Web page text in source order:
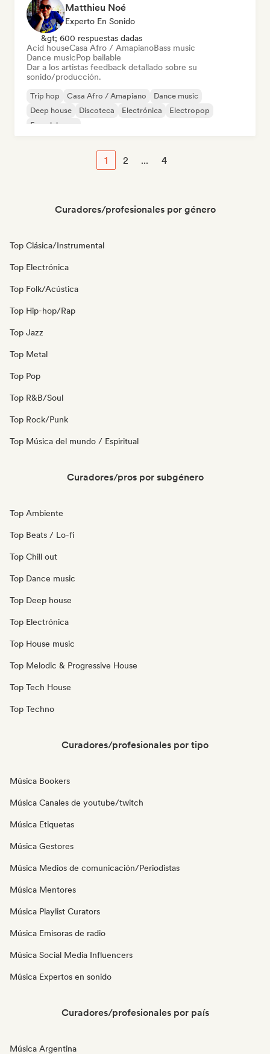
Matthieu Noé
Experto En Sonido
&gt; 600 respuestas dadas
Acid houseCasa Afro / AmapianoBass music
Dance musicPop bailable
Dar a los artistas feedback detallado sobre su
sonido/producción.
Trip hop Casa Afro / Amapiano
Dance music
Deep house
Discoteca Electrónica
Electropop
French house
1 2 ... 4
Curadores/profesionales por género
Top Clásica/Instrumental
Top Electrónica
Top Folk/Acústica
Top Hip-hop/Rap
Top Jazz
Top Metal
Top Pop
Top R&B/Soul
Top Rock/Punk
Top Música del mundo / Espiritual
Curadores/pros por subgénero
Top Ambiente
Top Beats / Lo-fi
Top Chill out
Top Dance music
Top Deep house
Top Electrónica
Top House music
Top Melodic & Progressive House
Top Tech House
Top Techno
Curadores/profesionales por tipo
Música Bookers
Música Canales de youtube/twitch
Música Etiquetas
Música Gestores
Música Medios de comunicación/Periodistas
Música Mentores
Música Playlist Curators
Música Emisoras de radio
Música Social Media Influencers
Música Expertos en sonido
Curadores/profesionales por país
Música Argentina